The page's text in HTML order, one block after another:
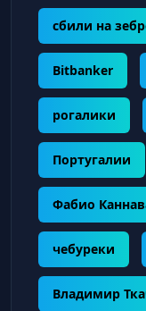
сбили на
Bitbanker
рогалики
Португалии
Фабио
чебуреки
Владимир